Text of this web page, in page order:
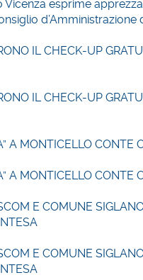
esprime
d’Amministrazione
IL CHECK-UP
IL CHECK-UP
A MONTICELLO CONTE
A MONTICELLO CONTE
E COMUNE
E COMUNE